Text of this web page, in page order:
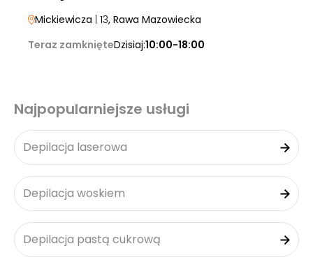
Mickiewicza | 13, Rawa Mazowiecka
Teraz zamknięteDzisiaj:10:00-18:00
Najpopularniejsze usługi
Depilacja laserowa
Depilacja woskiem
Depilacja pastą cukrową